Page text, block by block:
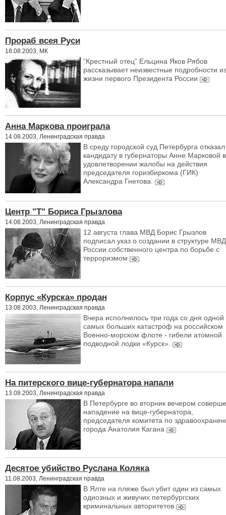
Прораб всея Pуси
18.08.2003, МК
“Крестный отец” Ельцина Яков Рябов
рассказывает неизвестные подробности из
жизни первого Президента России
Анна Маркова проиграла
14.08.2003, Ленинградская правда
В среду городской суд Петербурга отказал
кандидату в губернаторы Анне Марковой в
удовлетворении жалобы на действия
председателя горизбиркома (ГИК)
Александра Гнетова.
Центр "Т" Бориса Грызлова
14.08.2003, Ленинградская правда
12 августа глава МВД Борис Грызлов
подписал указ о создании в структуре МВД
России собственного центра по борьбе с
терроризмом
Корпус «Курска» продан
13.08.2003, Ленинградская правда
Вчера исполнилось три года со дня одной
самых больших катастроф на российском
Военно-морском флоте - гибели атомной
подводной лодки «Курск».
На питерского вице-губернатора напали
13.08.2003, Ленинградская правда
В Петербурге во вторник вечером
нападение на вице-губернатора,
председателя комитета по
города Анатолия Кагана
Десятое убийство Руслана Коляка
11.08.2003, Ленинградская правда
В Ялте на пляже был убит один из самых
одиозных и живучих петербургских
криминальных авторитетов